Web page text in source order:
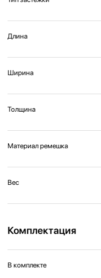
Длина
Ширина
Толщина
Материал ремешка
Вес
Комплектация
В комплекте